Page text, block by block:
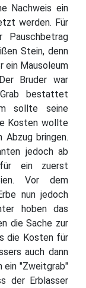
Nachweis ein
werden. Für
Pauschbetrag
Stein, denn
ein Mausoleum
Bruder war
bestattet
sollte seine
Kosten wollte
Abzug bringen.
jedoch ab
ein zuerst
Vor dem
nun jedoch
hoben das
die Sache zur
die Kosten für
auch dann
ein "Zweitgrab"
der Erblasser